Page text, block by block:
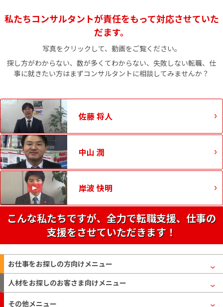
私たちコンサルタントが責任をもって対応させていた
だます。
写真をクリックして、動画をご覧ください。
探し方がわからない、数が多くてわからない、失敗しない転職、仕
事に就きたい方はまずコンサルタントに相談してみませんか？
佐藤 将人
中山 潤
岸波 快明
こんな私たちですが、全力で転職支援、仕事の
支援をさせていただきます！
お仕事をお探しの方向けメニュー
人材をお探しのお客さま向けメニュー
その他メニュー